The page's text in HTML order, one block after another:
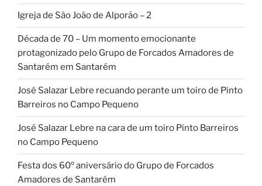
Igreja de São João de Alporão – 2
Década de 70 – Um momento emocionante
protagonizado pelo Grupo de Forcados Amadores de
Santarém em Santarém
José Salazar Lebre recuando perante um toiro de Pinto
Barreiros no Campo Pequeno
José Salazar Lebre na cara de um toiro Pinto Barreiros
no Campo Pequeno
Festa dos 60º aniversário do Grupo de Forcados
Amadores de Santarém